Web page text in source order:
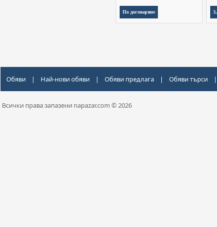
По договаряне
Обяви | Най-нови обяви | Обяви предлага | Обяви търси |
Всички права запазени napazar.com © 2026